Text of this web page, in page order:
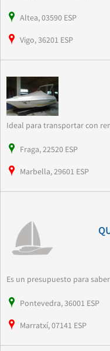
Altea, 03590 ESP
Vigo, 36201 ESP
Ideal para transportar con
Fraga, 22520 ESP
Marbella, 29601 ESP
Es un presupuesto para
Pontevedra, 36001 ESP
Marratxí, 07141 ESP